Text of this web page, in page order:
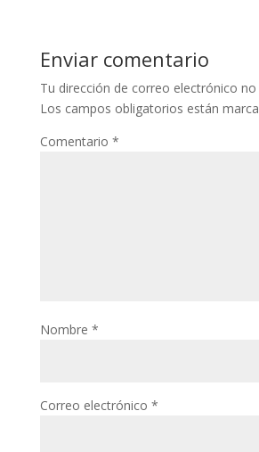
Enviar comentario
Tu dirección de correo electrónico no
Los campos obligatorios están
Comentario *
Nombre *
Correo electrónico *